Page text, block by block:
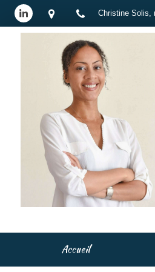
Christine Solis,
Accueil